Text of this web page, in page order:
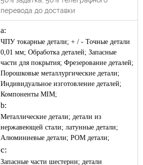
перевода до доставки
а:
ЧПУ токарные детали; + / - Точные детали
0,01 мм; Обработка деталей; Запасные
части для покрытия; Фрезерование деталей;
Порошковые металлургические детали;
Индивидуальное изготовление деталей;
Компоненты MIM;
b:
Металлические детали; детали из
нержавеющей стали; латунные детали;
Алюминиевые детали; POM детали;
c:
Запасные части шестерни; детали